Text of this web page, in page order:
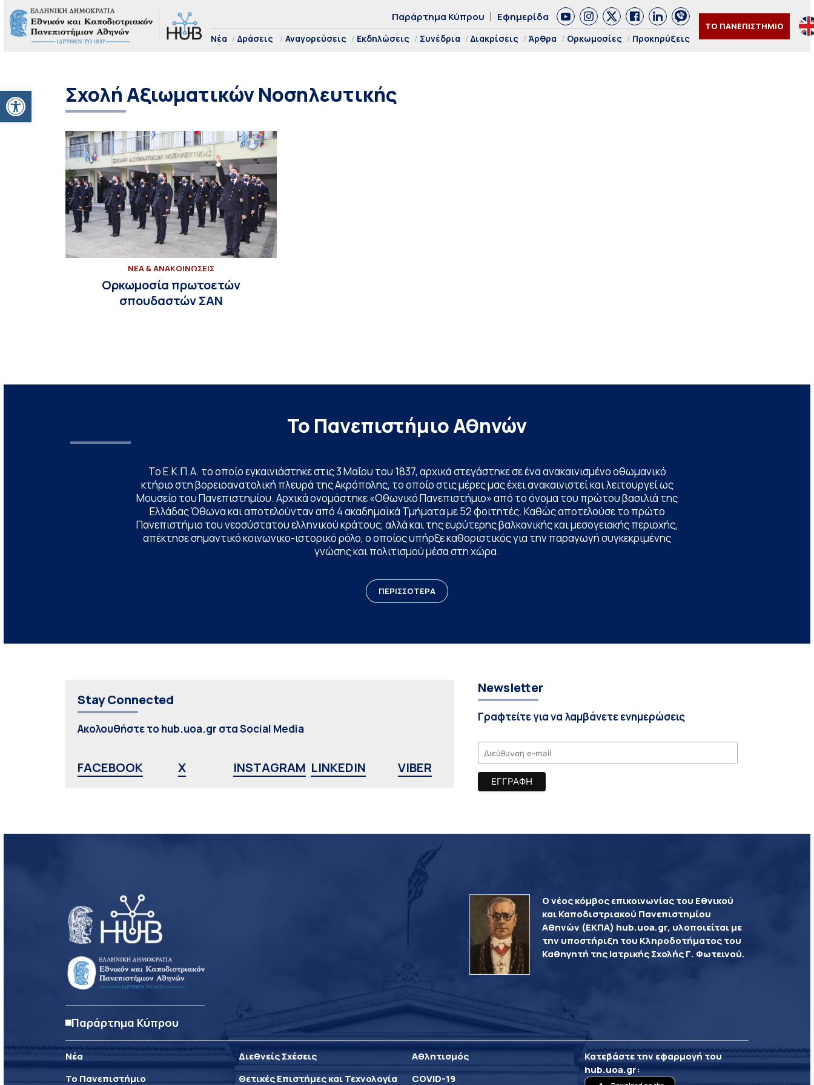
Ανοίξτε τη γραμμή εργαλείων
Παράρτημα Κύπρου Εφημερίδα
Νέα Δράσεις Αναγορεύσεις Εκδηλώσεις Συνέδρια Διακρίσεις Άρθρα Ορκωμοσίες Προκηρύξεις
ΤΟ ΠΑΝΕΠΙΣΤΗΜΙΟ
Σχολή Αξιωματικών Νοσηλευτικής
ΝΕΑ & ΑΝΑΚΟΙΝΩΣΕΙΣ
Ορκωμοσία πρωτοετών
σπουδαστών ΣΑΝ
Το Πανεπιστήμιο Αθηνών
Το Ε.Κ.Π.Α. το οποίο εγκαινιάστηκε στις 3 Μαΐου του 1837, αρχικά στεγάστηκε σε ένα ανακαινισμένο οθωμανικό
κτήριο στη βορειοανατολική πλευρά της Ακρόπολης, το οποίο στις μέρες μας έχει ανακαινιστεί και λειτουργεί ως
Μουσείο του Πανεπιστημίου. Αρχικά ονομάστηκε «Οθωνικό Πανεπιστήμιο» από το όνομα του πρώτου βασιλιά της
Ελλάδας Όθωνα και αποτελούνταν από 4 ακαδημαϊκά Τμήματα με 52 φοιτητές. Καθώς αποτελούσε το πρώτο
Πανεπιστήμιο του νεοσύστατου ελληνικού κράτους, αλλά και της ευρύτερης βαλκανικής και μεσογειακής περιοχής,
απέκτησε σημαντικό κοινωνικο-ιστορικό ρόλο, ο οποίος υπήρξε καθοριστικός για την παραγωγή συγκεκριμένης
γνώσης και πολιτισμού μέσα στη χώρα.
ΠΕΡΙΣΣΟΤΕΡΑ
Stay Connected
Ακολουθήστε το hub.uoa.gr στα Social Media
FACEBOOK X INSTAGRAM LINKEDIN VIBER
Newsletter
Γραφτείτε για να λαμβάνετε ενημερώσεις
Παράρτημα Κύπρου
Ο νέος κόμβος επικοινωνίας του Εθνικού
και Καποδιστριακού Πανεπιστημίου
Αθηνών (ΕΚΠΑ) hub.uoa.gr, υλοποιείται με
την υποστήριξη του Κληροδοτήματος του
Καθηγητή της Ιατρικής Σχολής Γ. Φωτεινού.
Νέα
Το Πανεπιστήμιο
Διεθνείς Σχέσεις
Θετικές Επιστήμες και Τεχνολογία
Αθλητισμός
COVID-19
Κατεβάστε την εφαρμογή του
hub.uoa.gr: